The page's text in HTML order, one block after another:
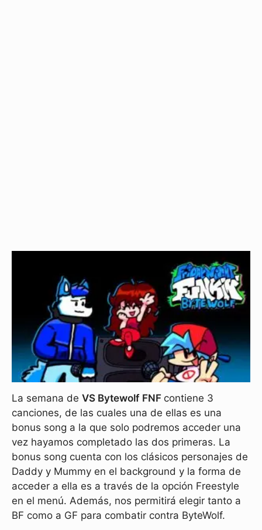
La semana de VS Bytewolf FNF contiene 3
canciones, de las cuales una de ellas es una
bonus song a la que solo podremos acceder una
vez hayamos completado las dos primeras. La
bonus song cuenta con los clásicos personajes de
Daddy y Mummy en el background y la forma de
acceder a ella es a través de la opción Freestyle
en el menú. Además, nos permitirá elegir tanto a
BF como a GF para combatir contra ByteWolf.